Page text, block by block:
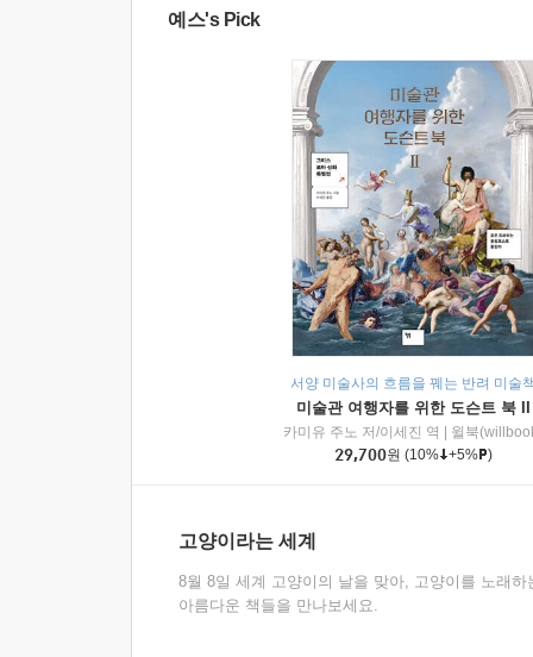
예스's Pick
서양 미술사의 흐름을 꿰는 반려 미술
미술관 여행자를 위한 도슨트 북 II
카미유 주노 저/이세진 역
윌북
29,700원 (10% +5% )
고양이라는 세계
8월 8일 세계 고양이의 날을 맞아, 고양이를 노래하
아름다운 책들을 만나보세요.